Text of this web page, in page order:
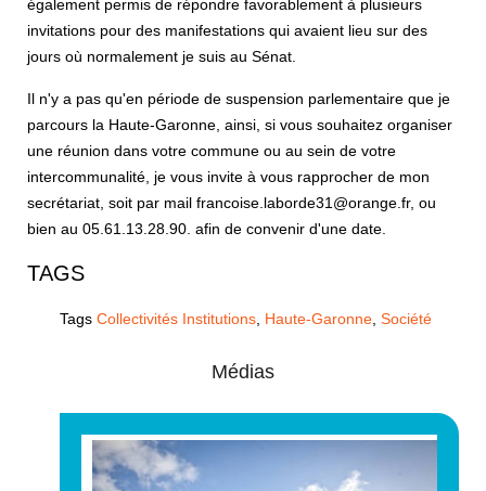
également permis de répondre favorablement à plusieurs
invitations pour des manifestations qui avaient lieu sur des
jours où normalement je suis au Sénat.
Il n'y a pas qu'en période de suspension parlementaire que je
parcours la Haute-Garonne, ainsi, si vous souhaitez organiser
une réunion dans votre commune ou au sein de votre
intercommunalité, je vous invite à vous rapprocher de mon
secrétariat, soit par mail francoise.laborde31@orange.fr, ou
bien au 05.61.13.28.90. afin de convenir d'une date.
TAGS
Tags Collectivités Institutions Haute-Garonne Société
Médias